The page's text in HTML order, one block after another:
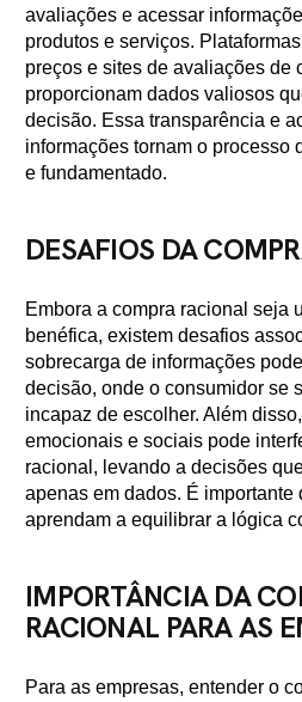
avaliações e acessar
produtos e serviços.
preços e sites de avaliações de
proporcionam dados valiosos
decisão. Essa transparência e
informações tornam o processo
e fundamentado.
DESAFIOS DA
Embora a compra racional seja
benéfica, existem desafios
sobrecarga de informações
decisão, onde o consumidor se
incapaz de escolher. Além
emocionais e sociais pode
racional, levando a decisões
apenas em dados. É importante
aprendam a equilibrar a lógica
IMPORTÂNCIA DA
RACIONAL PARA AS
Para as empresas, entender o